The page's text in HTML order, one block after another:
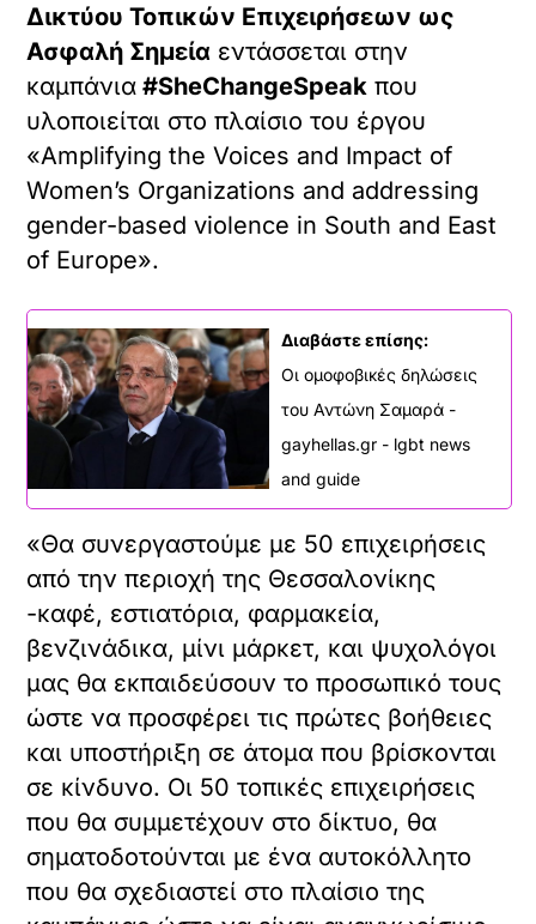
Δικτύου Τοπικών Επιχειρήσεων ως
Ασφαλή Σημεία εντάσσεται στην
καμπάνια #SheChangeSpeak που
υλοποιείται στο πλαίσιο του έργου
«Amplifying the Voices and Impact of
Women’s Organizations and addressing
gender-based violence in South and East
of Europe».
Διαβάστε επίσης:
Οι ομοφοβικές δηλώσεις
του Αντώνη Σαμαρά -
gayhellas.gr - lgbt news
and guide
«Θα συνεργαστούμε με 50 επιχειρήσεις
από την περιοχή της Θεσσαλονίκης
-καφέ, εστιατόρια, φαρμακεία,
βενζινάδικα, μίνι μάρκετ, και ψυχολόγοι
μας θα εκπαιδεύσουν το προσωπικό τους
ώστε να προσφέρει τις πρώτες βοήθειες
και υποστήριξη σε άτομα που βρίσκονται
σε κίνδυνο. Οι 50 τοπικές επιχειρήσεις
που θα συμμετέχουν στο δίκτυο, θα
σηματοδοτούνται με ένα αυτοκόλλητο
που θα σχεδιαστεί στο πλαίσιο της